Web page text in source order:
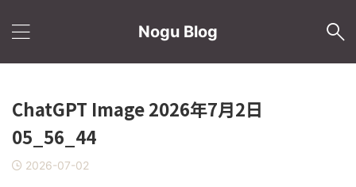
Nogu Blog
ChatGPT Image 2026年7月2日
05_56_44
2026-07-02